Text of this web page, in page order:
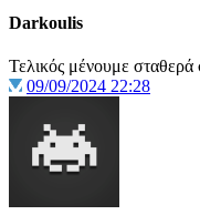
Darkoulis
Τελικός μένουμε
09/09/2024 22:28